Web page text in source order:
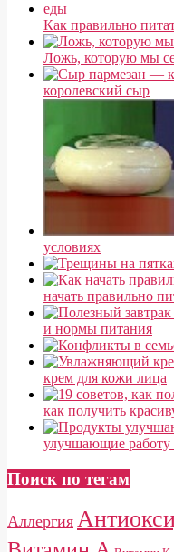
Как правильно
Ложь, которую мы
королевский сыр
условиях
начать правильно
и нормы питания
крем для кожи лица
как получить
улучшающие работу
Поиск по тегам
Аллергия